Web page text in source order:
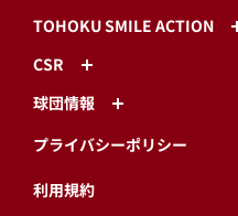
TOHOKU SMILE ACTION
CSR
球団情報
プライバシーポリシー
利用規約